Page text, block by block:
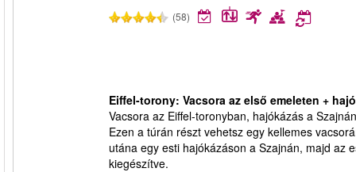
(58)
Eiffel-torony: Vacsora az első emeleten +
Vacsora az Eiffel-toronyban, hajókázás a
Ezen a túrán részt vehetsz egy kellemes
utána egy esti hajókázáson a Szajnán, majd az
kiegészítve.